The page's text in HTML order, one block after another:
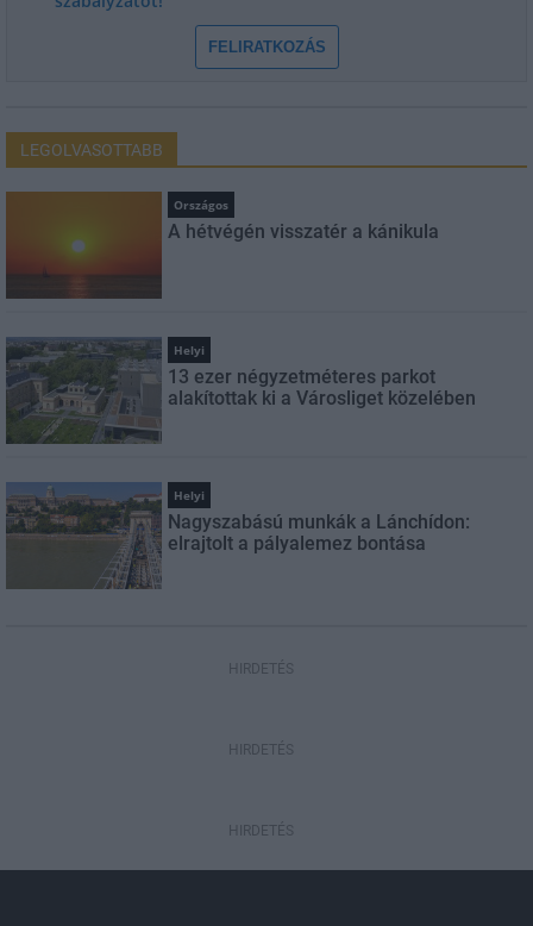
FELIRATKOZÁS
LEGOLVASOTTABB
Országos
A hétvégén visszatér a kánikula
Helyi
13 ezer négyzetméteres parkot
alakítottak ki a Városliget közelében
Helyi
Nagyszabású munkák a Lánchídon:
elrajtolt a pályalemez bontása
HIRDETÉS
HIRDETÉS
HIRDETÉS